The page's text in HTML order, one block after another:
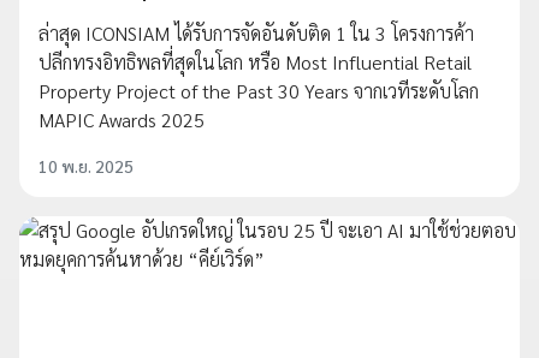
ล่าสุด ICONSIAM ได้รับการจัดอันดับติด 1 ใน 3 โครงการค้า
ปลีกทรงอิทธิพลที่สุดในโลก หรือ Most Influential Retail
Property Project of the Past 30 Years จากเวทีระดับโลก
MAPIC Awards 2025
10 พ.ย. 2025